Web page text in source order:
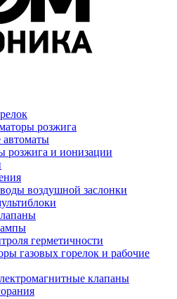
розжига
розжига и ионизации
воздушной заслонки
герметичности
газовых горелок и рабочие
клапаны